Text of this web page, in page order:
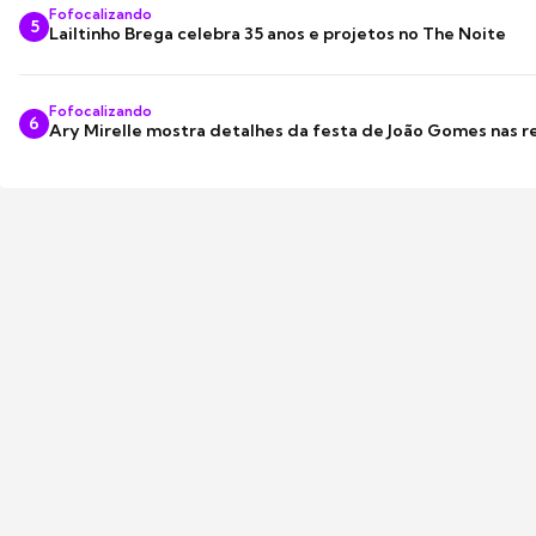
5
Fofocalizando
Lailtinho Brega celebra 35 anos e projetos no The Noite
6
Fofocalizando
Ary Mirelle mostra detalhes da festa de João Gomes nas